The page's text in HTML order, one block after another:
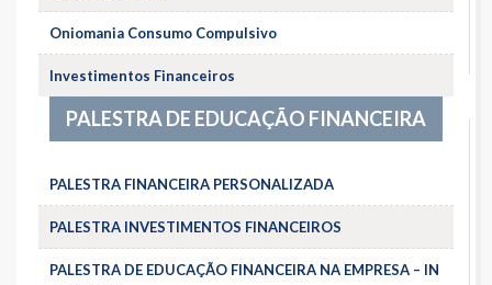
Oniomania Consumo Compulsivo
Investimentos Financeiros
PALESTRA DE EDUCAÇÃO FINANCEIRA
PALESTRA FINANCEIRA PERSONALIZADA
PALESTRA INVESTIMENTOS FINANCEIROS
PALESTRA DE EDUCAÇÃO FINANCEIRA NA EMPRESA – IN